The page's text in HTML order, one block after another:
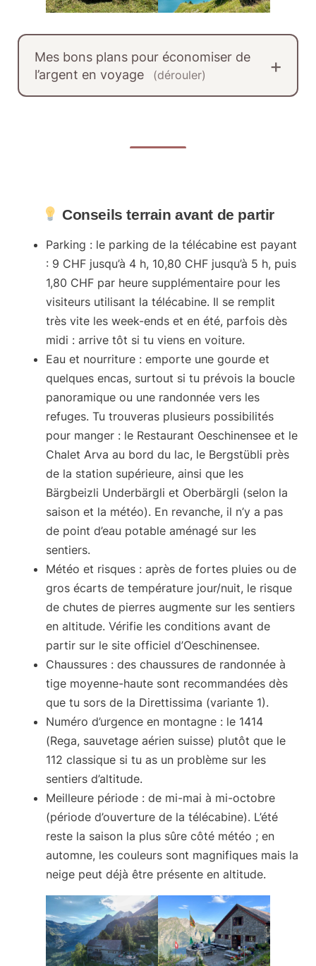
Mes bons plans pour économiser de
l’argent en voyage
(dérouler)
Conseils terrain avant de partir
Parking : le parking de la télécabine est payant
: 9 CHF jusqu’à 4 h, 10,80 CHF jusqu’à 5 h, puis
1,80 CHF par heure supplémentaire pour les
visiteurs utilisant la télécabine. Il se remplit
très vite les week-ends et en été, parfois dès
midi : arrive tôt si tu viens en voiture.
Eau et nourriture : emporte une gourde et
quelques encas, surtout si tu prévois la boucle
panoramique ou une randonnée vers les
refuges. Tu trouveras plusieurs possibilités
pour manger : le Restaurant Oeschinensee et le
Chalet Arva au bord du lac, le Bergstübli près
de la station supérieure, ainsi que les
Bärgbeizli Underbärgli et Oberbärgli (selon la
saison et la météo). En revanche, il n’y a pas
de point d’eau potable aménagé sur les
sentiers.
Météo et risques : après de fortes pluies ou de
gros écarts de température jour/nuit, le risque
de chutes de pierres augmente sur les sentiers
en altitude. Vérifie les conditions avant de
partir sur le site officiel d’Oeschinensee.
Chaussures : des chaussures de randonnée à
tige moyenne-haute sont recommandées dès
que tu sors de la Direttissima (variante 1).
Numéro d’urgence en montagne : le 1414
(Rega, sauvetage aérien suisse) plutôt que le
112 classique si tu as un problème sur les
sentiers d’altitude.
Meilleure période : de mi-mai à mi-octobre
(période d’ouverture de la télécabine). L’été
reste la saison la plus sûre côté météo ; en
automne, les couleurs sont magnifiques mais la
neige peut déjà être présente en altitude.